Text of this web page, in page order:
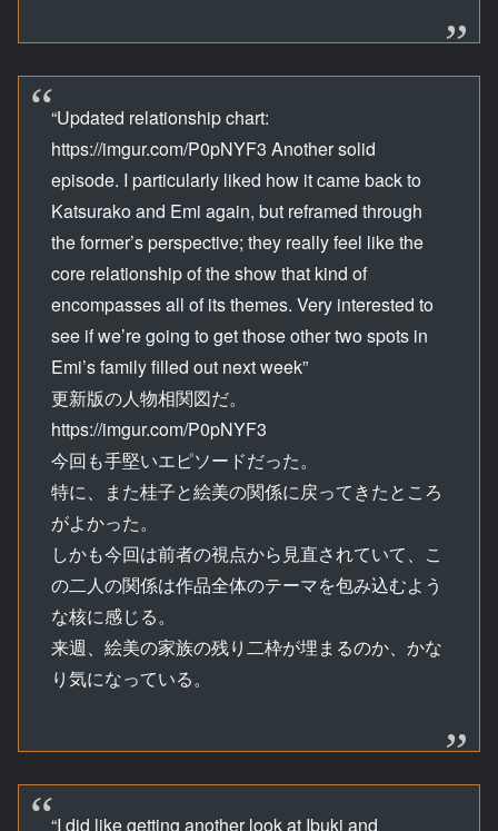
“Updated relationship chart:
https://imgur.com/P0pNYF3 Another solid
episode. I particularly liked how it came back to
Katsurako and Emi again, but reframed through
the former’s perspective; they really feel like the
core relationship of the show that kind of
encompasses all of its themes. Very interested to
see if we’re going to get those other two spots in
Emi’s family filled out next week”
更新版の人物相関図だ。
https://imgur.com/P0pNYF3
今回も手堅いエピソードだった。
特に、また桂子と絵美の関係に戻ってきたところ
がよかった。
しかも今回は前者の視点から見直されていて、こ
の二人の関係は作品全体のテーマを包み込むよう
な核に感じる。
来週、絵美の家族の残り二枠が埋まるのか、かな
り気になっている。
“I did like getting another look at Ibuki and